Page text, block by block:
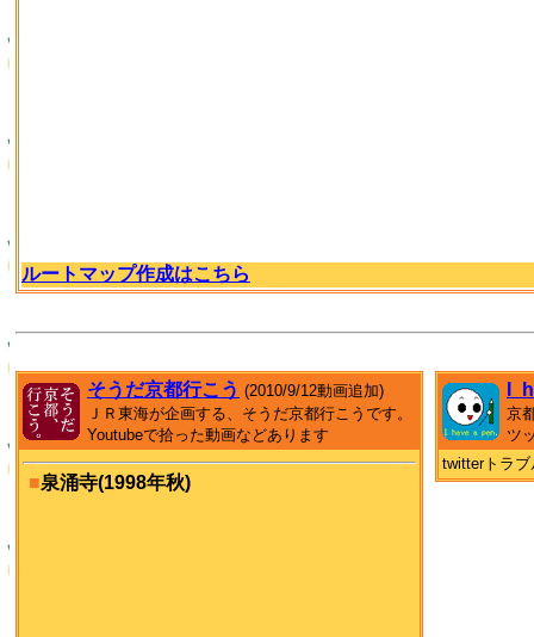
ルートマップ作成はこちら
そうだ京都行こう (2010/9/12動画追加)
ＪＲ東海が企画する、そうだ京都行こうです。
Youtubeで拾った動画などあります
■泉涌寺(1998年秋)
京
ツ
twitterトラ